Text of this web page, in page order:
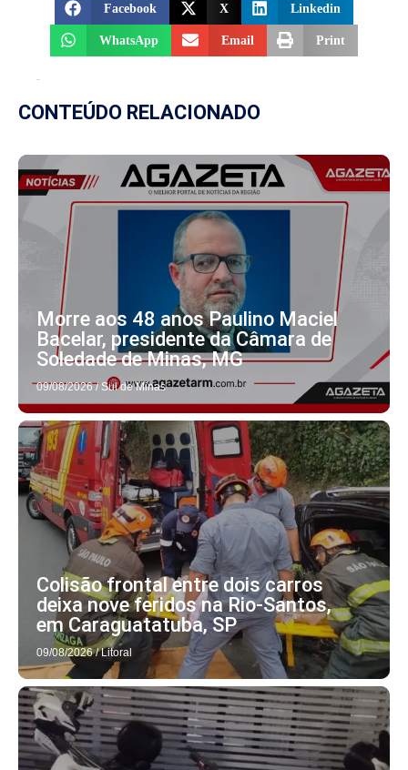
Facebook X Linkedin
WhatsApp Email Print
CONTEÚDO RELACIONADO
Morre aos 48 anos Paulino Maciel
Bacelar, presidente da Câmara de
Soledade de Minas, MG
09/08/2026 / Sul de Minas
Colisão frontal entre dois carros
deixa nove feridos na Rio-Santos,
em Caraguatatuba, SP
09/08/2026 / Litoral